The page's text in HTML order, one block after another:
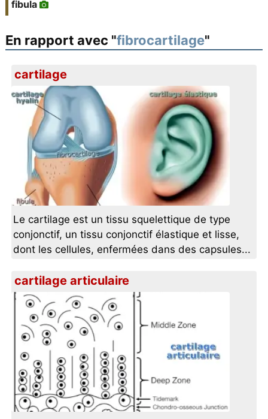
fibula
En rapport avec "fibrocartilage"
cartilage
Le cartilage est un tissu squelettique de type
conjonctif, un tissu conjonctif élastique et lisse,
dont les cellules, enfermées dans des capsules...
cartilage articulaire